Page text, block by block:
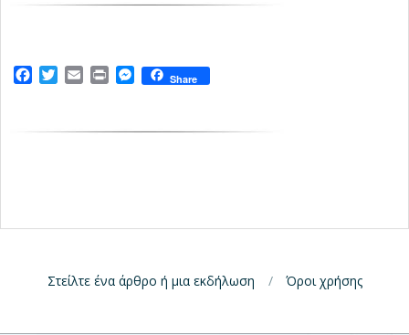
Facebook
TwitterEmailPrintMessenger
Share
Στείλτε ένα άρθρο ή μια εκδήλωση Όροι χρήσης